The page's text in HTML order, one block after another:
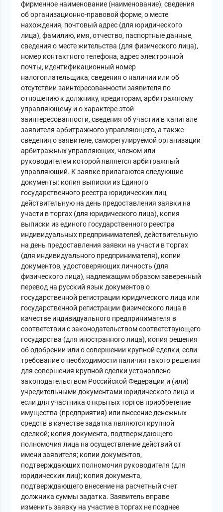
фирменное наименование (наименование), сведения
об организационно-правовой форме, о месте
нахождения, почтовый адрес (для юридического
лица), фамилию, имя, отчество, паспортные данные,
сведения о месте жительства (для физического лица),
номер контактного телефона, адрес электронной
почты, идентификационный номер
налогоплательщика; сведения о наличии или об
отсутствии заинтересованности заявителя по
отношению к должнику, кредиторам, арбитражному
управляющему и о характере этой
заинтересованности, сведения об участии в капитале
заявителя арбитражного управляющего, а также
сведения о заявителе, саморегулируемой организации
арбитражных управляющих, членом или
руководителем которой является арбитражный
управляющий. К заявке прилагаются следующие
документы: копия выписки из Единого
государственного реестра юридических лиц,
действительную на день предоставления заявки на
участи в торгах (для юридического лица), копия
выписки из единого государственного реестра
индивидуальных предпринимателей, действительную
на день предоставления заявки на участи в торгах
(для индивидуального предпринимателя), копии
документов, удостоверяющих личность (для
физического лица), надлежащим образом заверенный
перевод на русский язык документов о
государственной регистрации юридического лица или
государственной регистрации физического лица в
качестве индивидуального предпринимателя в
соответствии с законодательством соответствующего
государства (для иностранного лица), копия решения
об одобрении или о совершении крупной сделки, если
требование о необходимости наличия такого решения
для совершения крупной сделки установлено
законодательством Российской Федерации и (или)
учредительными документами юридического лица и
если для участника открытых торгов приобретение
имущества (предприятия) или внесение денежных
средств в качестве задатка являются крупной
сделкой; копия документа, подтверждающего
полномочия лица на осуществление действий от
имени заявителя; копии документов,
подтверждающих полномочия руководителя (для
юридических лиц); копия документа,
подтверждающего внесение на расчетный счет
должника суммы задатка. Заявитель вправе
изменить заявку на участие в торгах не позднее